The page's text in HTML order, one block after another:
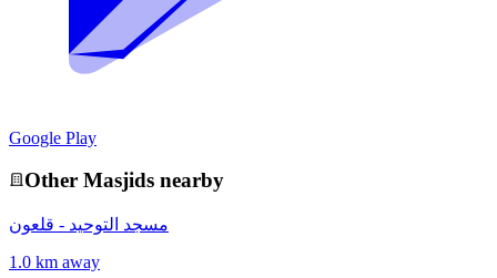
Google Play
Other Masjids nearby
مسجد التوحيد - قلعون
1.0 km away